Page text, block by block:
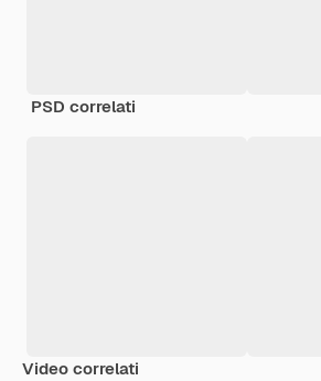
PSD correlati
Video correlati